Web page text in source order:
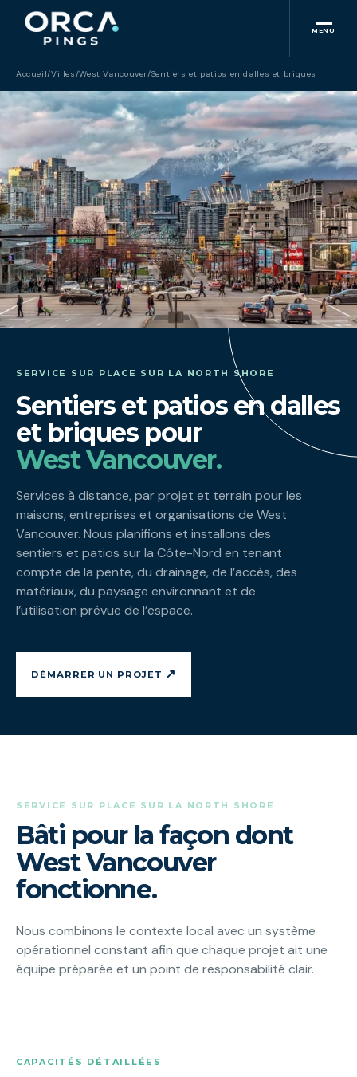
MENU
Accueil/Villes/West Vancouver/Sentiers et patios en dalles et briques
SERVICE SUR PLACE SUR LA NORTH SHORE
Sentiers et patios en dalles
et briques pour
West Vancouver.
Services à distance, par projet et terrain pour les
maisons, entreprises et organisations de West
Vancouver. Nous planifions et installons des
sentiers et patios sur la Côte-Nord en tenant
compte de la pente, du drainage, de l’accès, des
matériaux, du paysage environnant et de
l’utilisation prévue de l’espace.
DÉMARRER UN PROJET ↗
SERVICE SUR PLACE SUR LA NORTH SHORE
Bâti pour la façon dont
West Vancouver
fonctionne.
Nous combinons le contexte local avec un système
opérationnel constant afin que chaque projet ait une
équipe préparée et un point de responsabilité clair.
CAPACITÉS DÉTAILLÉES